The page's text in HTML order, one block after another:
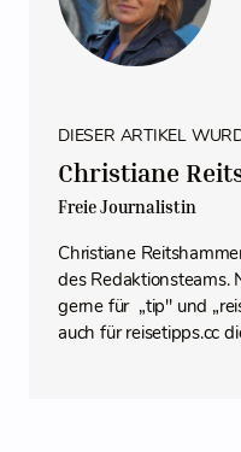
DIESER ARTIKEL
Christiane
Freie Journalistin
Christiane
des Redaktionsteams.
gerne für „tip" und
auch für reisetipps.cc